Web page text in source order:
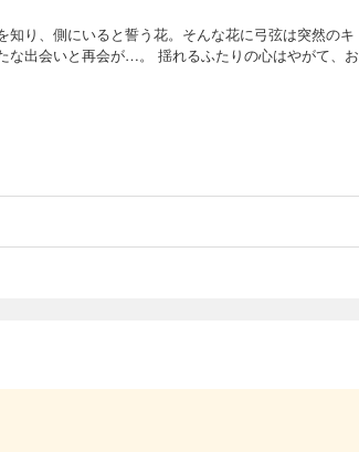
知り、側にいると誓う花。そんな花に弓弦は突然のキ
な出会いと再会が…。 揺れるふたりの心はやがて、お